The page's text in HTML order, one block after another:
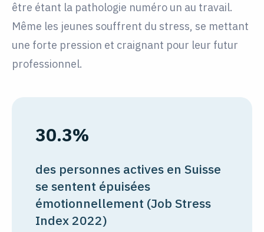
30.3%
des personnes actives en Suisse
se sentent épuisées
émotionnellement (Job Stress
Index 2022)
être étant la pathologie numéro un au travail.
Même les jeunes souffrent du stress, se mettant
une forte pression et craignant pour leur futur
professionnel.